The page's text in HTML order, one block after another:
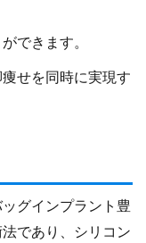
できます。
せを同時に実現す
グインプラント豊
であり、シリコン